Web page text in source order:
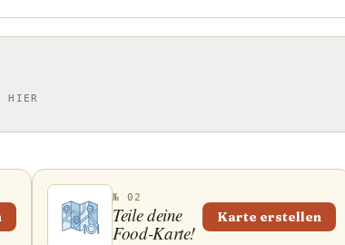
HIER
№ 02
Teile deine
Food-Karte!
Karte erstellen